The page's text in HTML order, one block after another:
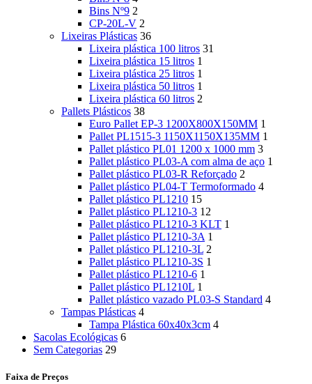
Bins Nº9 2
CP-20L-V 2
Lixeiras Plásticas 36
Lixeira plástica 100 litros 31
Lixeira plástica 15 litros 1
Lixeira plástica 25 litros 1
Lixeira plástica 50 litros 1
Lixeira plástica 60 litros 2
Pallets Plásticos 38
Euro Pallet EP-3 1200X800X150MM 1
Pallet PL1515-3 1150X1150X135MM 1
Pallet plástico PL01 1200 x 1000 mm 3
Pallet plástico PL03-A com alma de aço 1
Pallet plástico PL03-R Reforçado 2
Pallet plástico PL04-T Termoformado 4
Pallet plástico PL1210 15
Pallet plástico PL1210-3 12
Pallet plástico PL1210-3 KLT 1
Pallet plástico PL1210-3A 1
Pallet plástico PL1210-3L 2
Pallet plástico PL1210-3S 1
Pallet plástico PL1210-6 1
Pallet plástico PL1210L 1
Pallet plástico vazado PL03-S Standard 4
Tampas Plásticas 4
Tampa Plástica 60x40x3cm 4
Sacolas Ecológicas 6
Sem Categorias 29
Faixa de Preços